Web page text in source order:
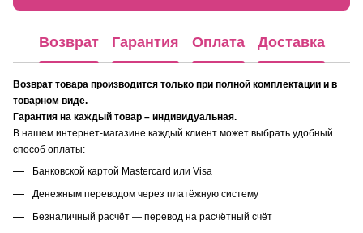
Возврат Гарантия Оплата Доставка
Возврат товара производится только при полной комплектации и в
товарном виде.
Гарантия на каждый товар – индивидуальная.
В нашем интернет-магазине каждый клиент может выбрать удобный
способ оплаты:
Банковской картой Mastercard или Visa
Денежным переводом через платёжную систему
Безналичный расчёт — перевод на расчётный счёт